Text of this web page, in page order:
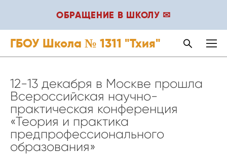
ОБРАЩЕНИЕ В ШКОЛУ ✉
ГБОУ Школа № 1311 "Тхия"
12-13 декабря в Москве прошла
Всероссийская научно-
практическая конференция
«Теория и практика
предпрофессионального
образования»